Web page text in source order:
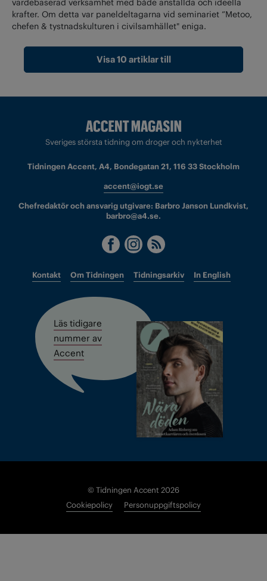
värdebaserad verksamhet med både anställda och ideella
krafter. Om detta var paneldeltagarna vid seminariet ”Metoo,
chefen & tystnadskulturen i civilsamhället" eniga.
Visa 10 artiklar till
Sveriges största tidning om droger och nykterhet
Tidningen Accent, A4, Bondegatan 21, 116 33 Stockholm
accent@iogt.se
Chefredaktör och ansvarig utgivare: Barbro Janson Lundkvist,
barbro@a4.se.
Kontakt Om Tidningen Tidningsarkiv In English
Läs tidigare
nummer av
Accent
© Tidningen Accent 2026
Cookiepolicy
Personuppgiftspolicy